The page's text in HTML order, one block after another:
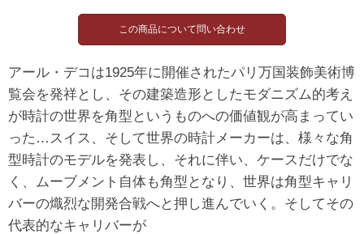
アール・デコは1925年に開催されたパリ万国装飾美術博
覧会を発祥とし、その建築造形としたモダニズム的考え
が時計の世界を角型というものへの価値観が高まってい
った…スイス、そして世界の時計メーカーは、様々な角
型時計のモデルを発表し、それに伴い、ケースだけでな
く、ムーブメント自体も角型となり、世界は角型キャリ
バーの熾烈な開発合戦へと押し進んでいく。そしてその
代表的なキャリバーが